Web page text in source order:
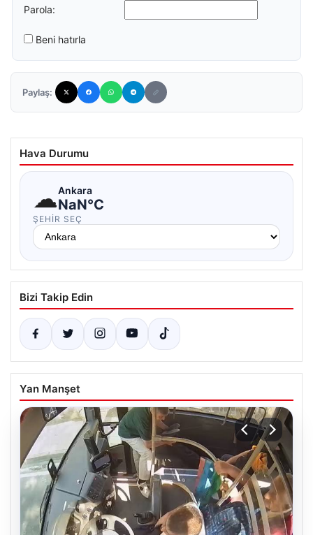
Parola:
Beni hatırla
Paylaş:
Hava Durumu
☁Ankara
NaN°C
ŞEHIR SEÇ
Bizi Takip Edin
Yan Manşet